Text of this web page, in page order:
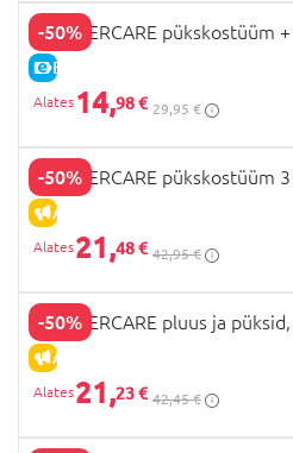
-50%
E-HIND
MOTHERCARE pükskostüüm
14,98 € 29,95 €
-50%
ALLAHINDLUS
MOTHERCARE pükskostüüm
21,48 € 42,95 €
-50%
ALLAHINDLUS
MOTHERCARE pluus ja
21,23 € 42,45 €